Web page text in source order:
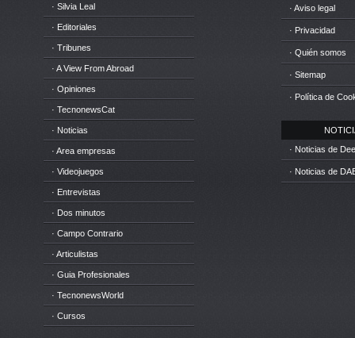
· Silvia Leal
· Editoriales
· Tribunes
· A View From Abroad
· Opiniones
· TecnonewsCat
· Noticias
· Area empresas
· Videojuegos
· Entrevistas
· Dos minutos
· Campo Contrario
· Articulistas
· Guia Profesionales
· TecnonewsWorld
· Cursos
· Aviso legal
· Privacidad
· Quién somos
· Sitemap
· Política de
· Noticias de
· Noticias de